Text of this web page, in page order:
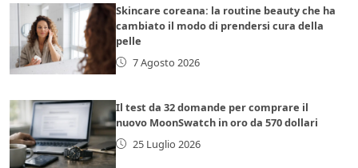
Skincare coreana: la routine beauty che ha
cambiato il modo di prendersi cura della
pelle
7 Agosto 2026
Il test da 32 domande per comprare il
nuovo MoonSwatch in oro da 570 dollari
25 Luglio 2026